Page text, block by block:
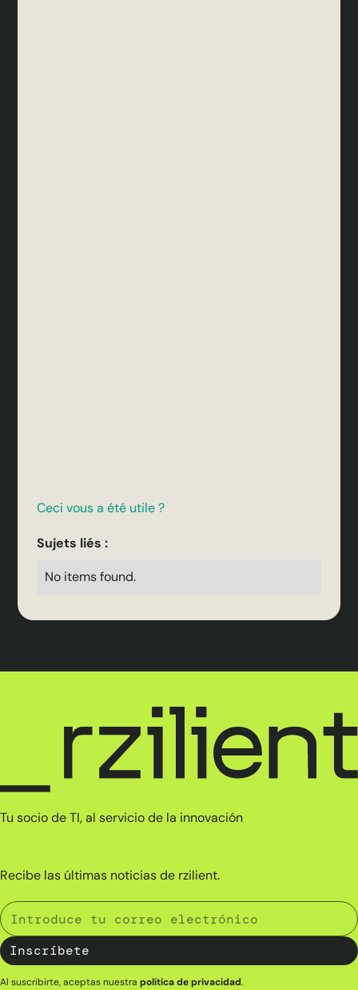
Ceci vous a été utile ?
Sujets liés :
No items found.
Tu socio de TI, al servicio de la innovación
Recibe las últimas noticias de rzilient.
Al suscribirte, aceptas nuestra política de privacidad.